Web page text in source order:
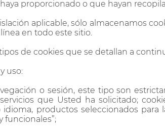
proporcionado o que hayan
aplicable, sólo almacenamos
en todo este sitio.
de cookies que se detallan a
uso:
o sesión, este tipo son
que Usted ha solicitado;
productos seleccionados
funcionales”;